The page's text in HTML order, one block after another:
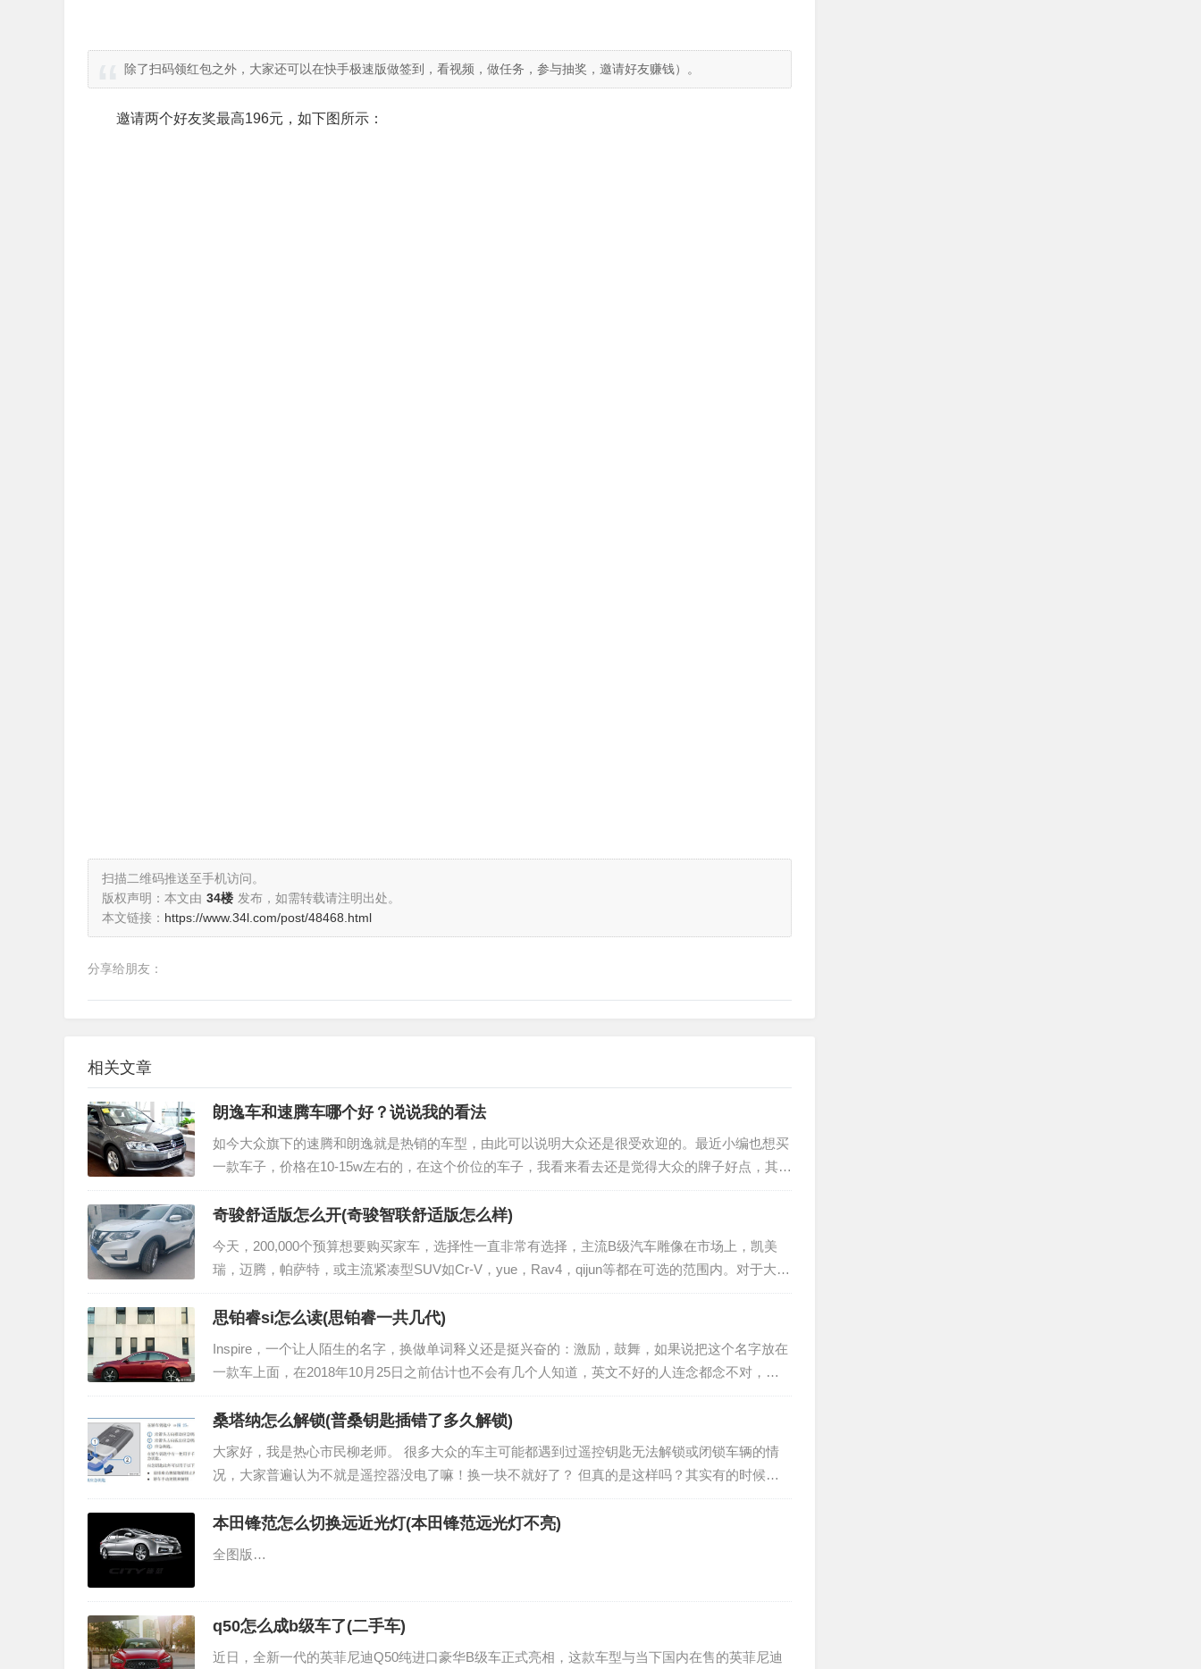
除了扫码领红包之外，大家还可以在快手极速版做签到，看视频，做任务，参与抽奖，邀请好友赚钱）。
邀请两个好友奖最高196元，如下图所示：
扫描二维码推送至手机访问。
版权声明：本文由 34楼 发布，如需转载请注明出处。
本文链接： https://www.34l.com/post/48468.html
分享给朋友：
相关文章
朗逸车和速腾车哪个好？说说我的看法
如今大众旗下的速腾和朗逸就是热销的车型，由此可以说明大众还是很受欢迎的。最近小编也想买
一款车子，价格在10-15w左右的，在这个价位的车子，我看来看去还是觉得大众的牌子好点，其他
的车子相比来说，无论是性能和受欢迎程度都差了一点。朗逸车和速腾…
奇骏舒适版怎么开(奇骏智联舒适版怎么样)
今天，200,000个预算想要购买家车，选择性一直非常有选择，主流B级汽车雕像在市场上，凯美
瑞，迈腾，帕萨特，或主流紧凑型SUV如Cr-V，yue，Rav4，qijun等都在可选的范围内。对于大多
数工人阶级而言，200,000不是少数号码，…
思铂睿si怎么读(思铂睿一共几代)
Inspire，一个让人陌生的名字，换做单词释义还是挺兴奋的：激励，鼓舞，如果说把这个名字放在
一款车上面，在2018年10月25日之前估计也不会有几个人知道，英文不好的人连念都念不对，坊
间各种中文名满天飞，“英诗派”。“雅阁王”，“鹰示派”…
桑塔纳怎么解锁(普桑钥匙插错了多久解锁)
大家好，我是热心市民柳老师。 很多大众的车主可能都遇到过遥控钥匙无法解锁或闭锁车辆的情
况，大家普遍认为不就是遥控器没电了嘛！换一块不就好了？ 但真的是这样吗？其实有的时候遥
控钥匙不好使还跟我们的一个坏毛病有关，那就是…
本田锋范怎么切换远近光灯(本田锋范远光灯不亮)
全图版…
q50怎么成b级车了(二手车)
近日，全新一代的英菲尼迪Q50纯进口豪华B级车正式亮相，这款车型与当下国内在售的英菲尼迪